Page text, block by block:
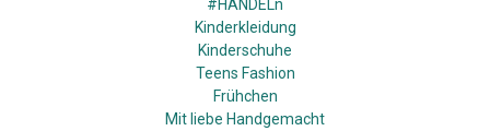
#HANDELn
Kinderkleidung
Kinderschuhe
Teens Fashion
Frühchen
Mit liebe Handgemacht